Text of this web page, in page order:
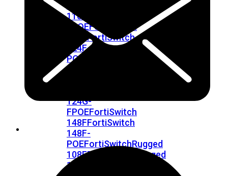
110G-
FPOEFortiSwitch
FortiSwitch
124F-
POE
124F-
124G-
FPOEFortiSwitch
148FFortiSwitch
148F-
POEFortiSwitchRugged
108FFortiSwitchRugged
112F-